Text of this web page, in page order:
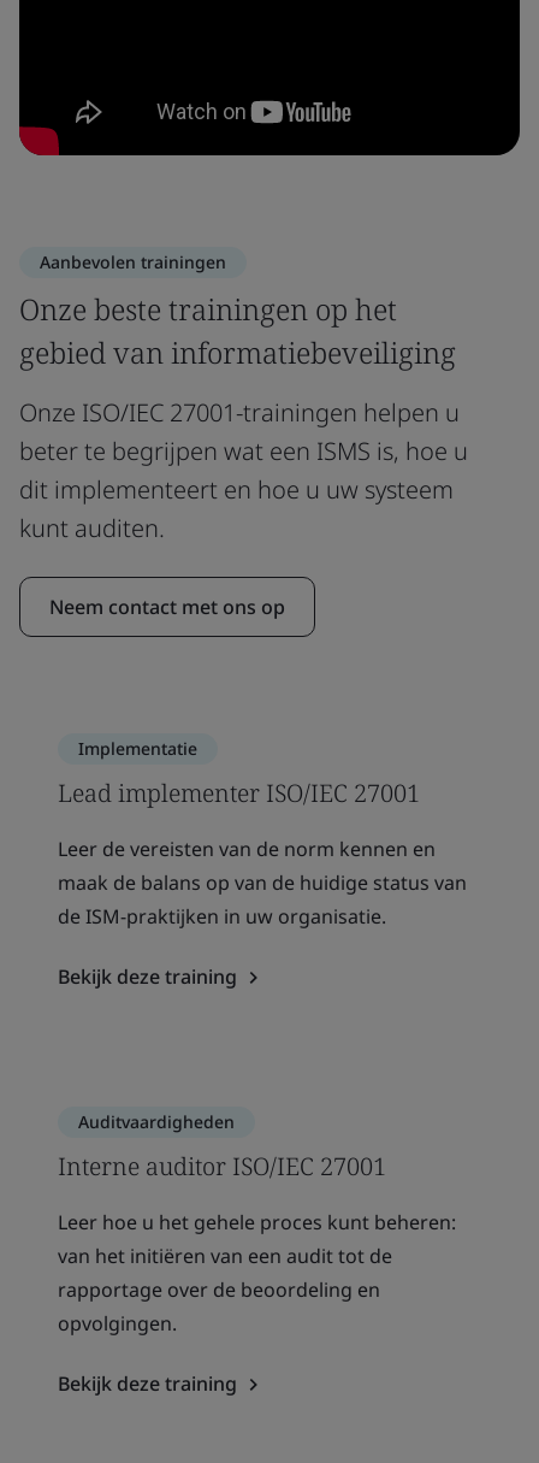
Aanbevolen trainingen
Onze beste trainingen op het
gebied van informatiebeveiliging
Onze ISO/IEC 27001-trainingen helpen u
beter te begrijpen wat een ISMS is, hoe u
dit implementeert en hoe u uw systeem
kunt auditen.
Neem contact met ons op
Implementatie
Lead implementer ISO/IEC 27001
Leer de vereisten van de norm kennen en
maak de balans op van de huidige status van
de ISM-praktijken in uw organisatie.
Bekijk deze training
Auditvaardigheden
Interne auditor ISO/IEC 27001
Leer hoe u het gehele proces kunt beheren:
van het initiëren van een audit tot de
rapportage over de beoordeling en
opvolgingen.
Bekijk deze training